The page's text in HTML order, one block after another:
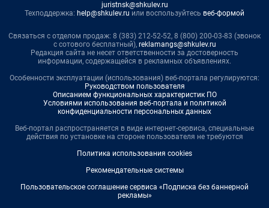
juristnsk@shkulev.ru
Техподдержка: help@shkulev.ru или воспользуйтесь веб-формой
Связаться с отделом продаж: 8 (383) 212-52-52, 8 (800) 200-03-83 (звонок
с сотового бесплатный), reklamangs@shkulev.ru
Редакция сайта не несет ответственности за достоверность
информации, содержащейся в рекламных объявлениях.
Особенности эксплуатации (использования) веб-портала регулируются:
Руководством пользователя
Описанием функциональных характеристик ПО
Условиями использования веб-портала и политикой
конфиденциальности персональных данных
Веб-портал распространяется в виде интернет-сервиса, специальные
действия по установке на стороне пользователя не требуются
Политика использования cookies
Рекомендательные системы
Пользовательское соглашение сервиса «Подписка без баннерной
рекламы»